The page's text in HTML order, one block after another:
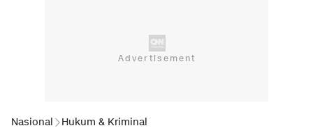
Nasional Hukum & Kriminal